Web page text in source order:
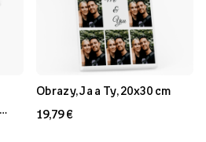
Obrazy, Ja a Ty, 20x30 cm
19,79 €